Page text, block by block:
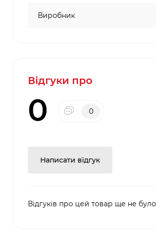
Виробник
Відгуки про
0 0
Написати відгук
Відгуків про цей товар ще не